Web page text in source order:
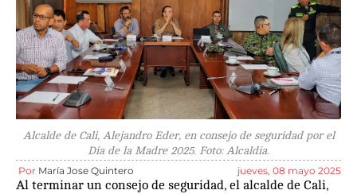
Alcalde de Cali, Alejandro Eder, en consejo de seguridad por el
Día de la Madre 2025. Foto: Alcaldía.
Por María Jose Quintero jueves, 08 mayo 2025
Al terminar un consejo de seguridad, el alcalde de Cali,